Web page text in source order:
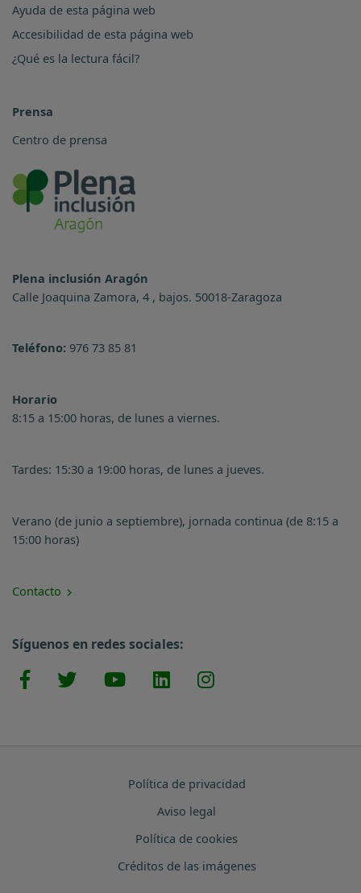
Ayuda de esta página web
Accesibilidad de esta página web
¿Qué es la lectura fácil?
Prensa
Centro de prensa
Plena inclusión Aragón
Calle Joaquina Zamora, 4 , bajos. 50018-Zaragoza
Teléfono: 976 73 85 81
Horario
8:15 a 15:00 horas, de lunes a viernes.
Tardes: 15:30 a 19:00 horas, de lunes a jueves.
Verano (de junio a septiembre), jornada continua (de 8:15 a
15:00 horas)
Contacto
Síguenos en redes sociales:
Política de privacidad
Aviso legal
Política de cookies
Créditos de las imágenes